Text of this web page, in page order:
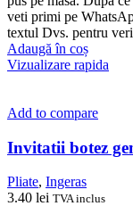
veti primi pe
textul Dvs. pentru
Adaugă în coș
Vizualizare rapida
Add to compare
Invitatii botez
Pliate, Ingeras
3.40 lei TVA inclus